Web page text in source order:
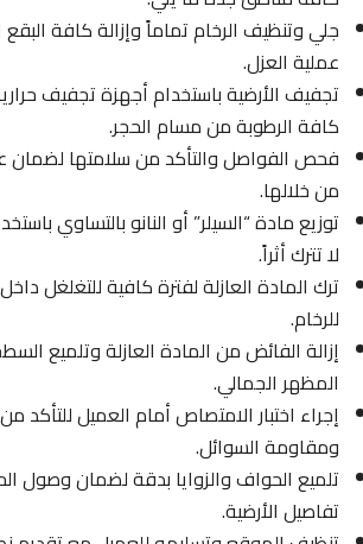
جلي وتنظيف الرخام تماماً وإزالة كافة البقع
عملية العزل.
تجفيف الأرضية باستخدام أجهزة تجفيف
كافة الرطوبة من مسام الحجر.
فحص الفواصل والتأكد من سلامتها لضمان
من خلالها.
توزيع مادة “السيلر” أو النانو بالتساوي
لا تترك أثراً.
ترك المادة العازلة لفترة كافية للتغلغل داخل
للرخام.
إزالة الفائض من المادة العازلة وتلميع السطح
المظهر الجمالي.
إجراء اختبار الامتصاص أمام العميل للتأكد من
ومقاومة السوائل.
تلميع الحواف والزوايا بدقة لضمان وصول
تفاصيل الأرضية.